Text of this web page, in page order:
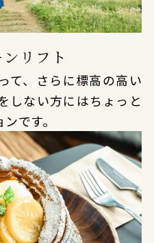
リフト
て、さらに標高の高い
しない方にはちょっと
です。